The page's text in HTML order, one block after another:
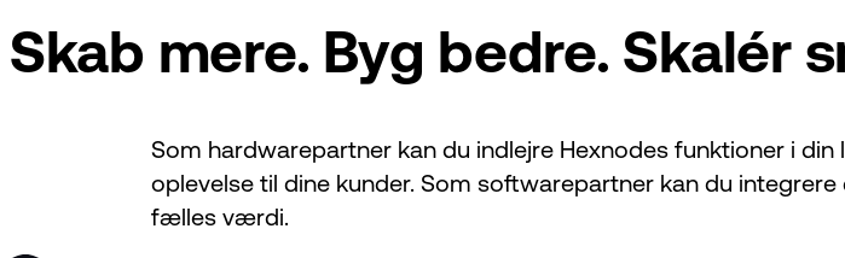
Skab mere. Byg bedre. Skalér
Som hardwarepartner kan du indlejre Hexnodes funktioner i
oplevelse til dine kunder. Som softwarepartner kan du
fælles værdi.